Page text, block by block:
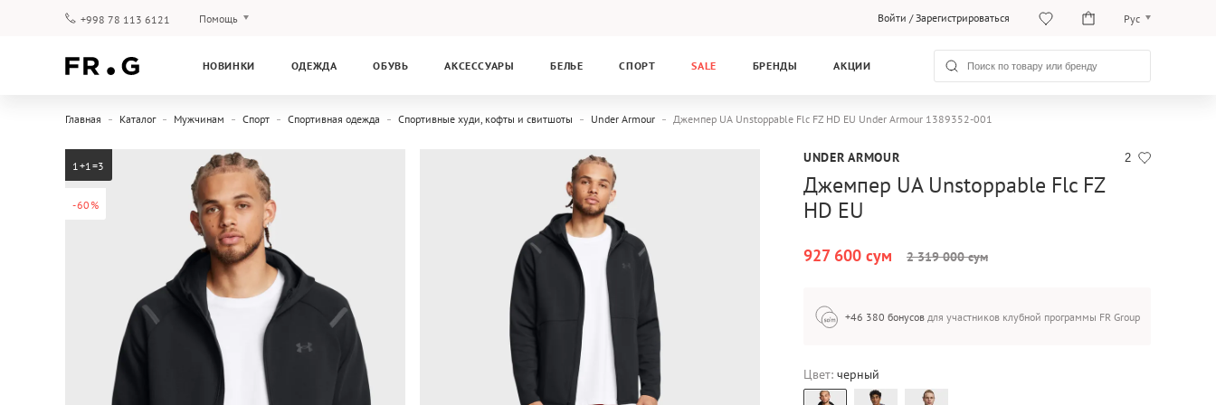
+998 78 113 6121 Помощь Войти /Зарегистрироваться Рус
Рус
НОВИНКИ ОДЕЖДА ОБУВЬ АКСЕССУАРЫ БЕЛЬЕ СПОРТ SALE БРЕНДЫ АКЦИИ
Главная Каталог Мужчинам Спорт Спортивная одежда Спортивные худи, кофты и свитшоты Under Armour Джемпер UA Unstoppable Flc FZ HD EU Under Armour 1389352-001
-60%
1+1=3
2
UNDER ARMOUR
Джемпер UA Unstoppable Flc FZ
HD EU
927 600 сум 2 319 000 сум
+46 380 бонусов для участников клубной программы FR Group
Цвет: черный